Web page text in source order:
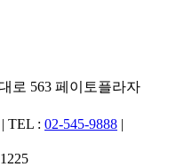
로 563 페이토플라자
TEL : 02-545-9888 |